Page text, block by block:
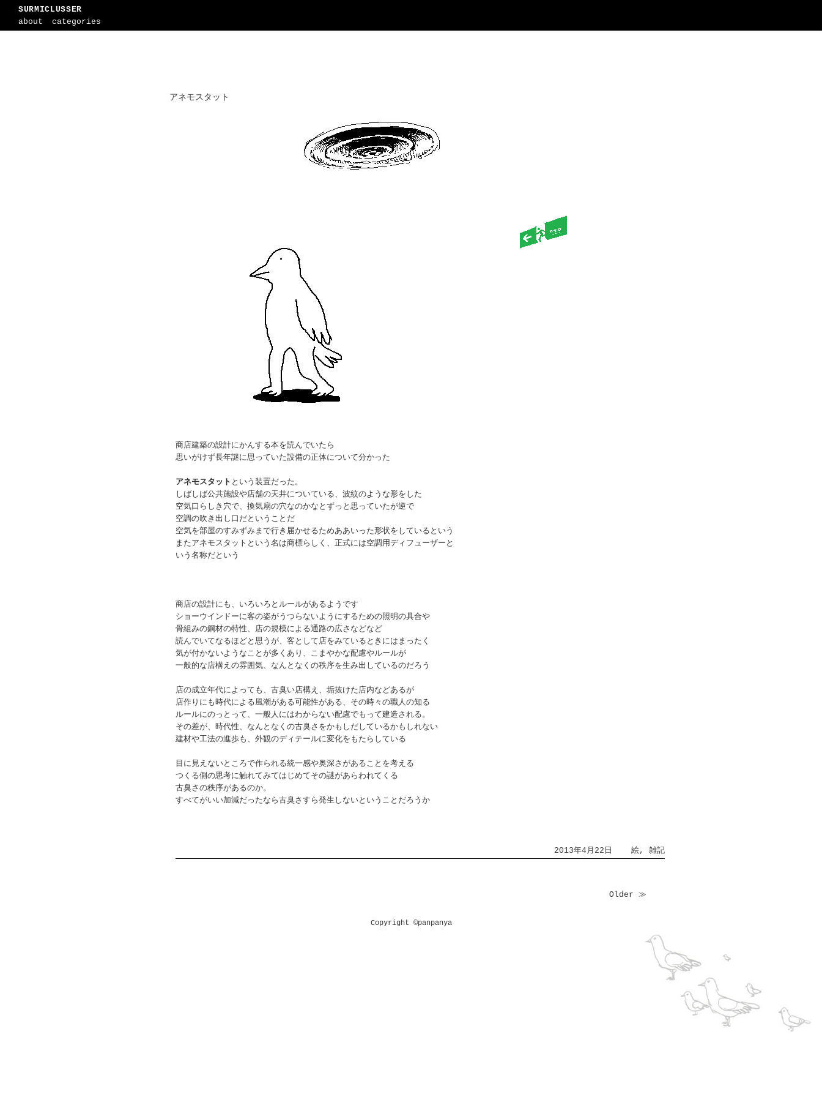
SURMICLUSSER
about
categories
アネモスタット
商店建築の設計にかんする本を読んでいたら
思いがけず長年謎に思っていた設備の正体について分かった
アネモスタット という装置だった。
しばしば公共施設や店舗の天井についている、波紋のような形をした
空気口らしき穴で、換気扇の穴なのかなとずっと思っていたが逆で
空調の吹き出し口だということだ
空気を部屋のすみずみまで行き届かせるためああいった形状をしているという
またアネモスタットという名は商標らしく、正式には空調用ディフューザーと
いう名称だという
商店の設計にも、いろいろとルールがあるようです
ショーウインドーに客の姿がうつらないようにするための照明の具合や
骨組みの鋼材の特性、店の規模による通路の広さなどなど
読んでいてなるほどと思うが、客として店をみているときにはまったく
気が付かないようなことが多くあり、こまやかな配慮やルールが
一般的な店構えの雰囲気、なんとなくの秩序を生み出しているのだろう
店の成立年代によっても、古臭い店構え、垢抜けた店内などあるが
店作りにも時代による風潮がある可能性がある、その時々の職人の知る
ルールにのっとって、一般人にはわからない配慮でもって建造される。
その差が、時代性、なんとなくの古臭さをかもしだしているかもしれない
建材や工法の進歩も、外観のディテールに変化をもたらしている
目に見えないところで作られる統一感や奥深さがあることを考える
つくる側の思考に触れてみてはじめてその謎があらわれてくる
古臭さの秩序があるのか。
すべてがいい加減だったなら古臭さすら発生しないということだろうか
2013年4月22日 絵, 雑記
Older ≫